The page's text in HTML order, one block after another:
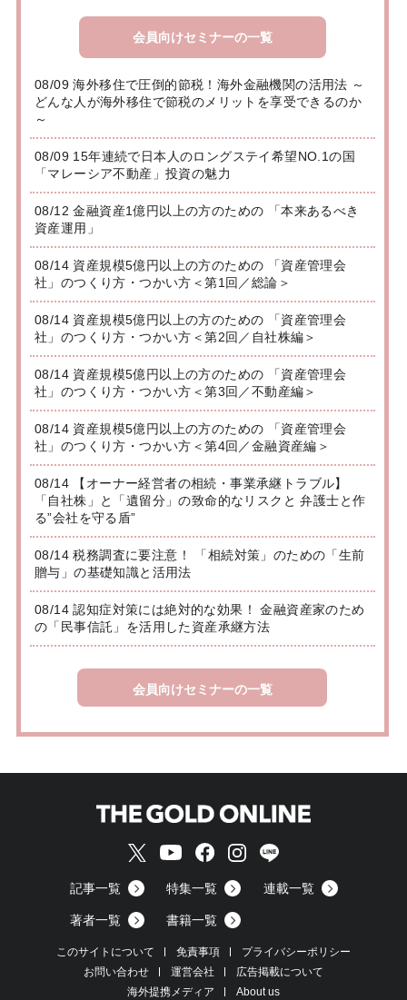
会員向けセミナーの一覧
08/09 海外移住で圧倒的節税！海外金融機関の活用法 ～
どんな人が海外移住で節税のメリットを享受できるのか
～
08/09 15年連続で日本人のロングステイ希望NO.1の国
「マレーシア不動産」投資の魅力
08/12 金融資産1億円以上の方のための 「本来あるべき
資産運用」
08/14 資産規模5億円以上の方のための 「資産管理会
社」のつくり方・つかい方＜第1回／総論＞
08/14 資産規模5億円以上の方のための 「資産管理会
社」のつくり方・つかい方＜第2回／自社株編＞
08/14 資産規模5億円以上の方のための 「資産管理会
社」のつくり方・つかい方＜第3回／不動産編＞
08/14 資産規模5億円以上の方のための 「資産管理会
社」のつくり方・つかい方＜第4回／金融資産編＞
08/14 【オーナー経営者の相続・事業承継トラブル】
「自社株」と「遺留分」の致命的なリスクと 弁護士と作
る”会社を守る盾”
08/14 税務調査に要注意！ 「相続対策」のための「生前
贈与」の基礎知識と活用法
08/14 認知症対策には絶対的な効果！ 金融資産家のため
の「民事信託」を活用した資産承継方法
会員向けセミナーの一覧
記事一覧 特集一覧 連載一覧
著者一覧 書籍一覧
このサイトについて 免責事項
プライバシーポリシー
お問い合わせ
運営会社
広告掲載について
海外提携メディア
About us